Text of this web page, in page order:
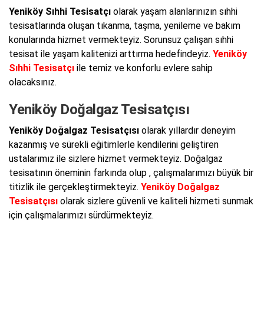
Yeniköy Sıhhi Tesisatçı olarak yaşam alanlarınızın sıhhi
tesisatlarında oluşan tıkanma, taşma, yenileme ve bakım
konularında hizmet vermekteyiz. Sorunsuz çalışan sıhhi
tesisat ile yaşam kalitenizi arttırma hedefindeyiz. Yeniköy
Sıhhi Tesisatçı ile temiz ve konforlu evlere sahip
olacaksınız.
Yeniköy Doğalgaz Tesisatçısı
Yeniköy Doğalgaz Tesisatçısı olarak yıllardır deneyim
kazanmış ve sürekli eğitimlerle kendilerini geliştiren
ustalarımız ile sizlere hizmet vermekteyiz. Doğalgaz
tesisatının öneminin farkında olup , çalışmalarımızı büyük bir
titizlik ile gerçekleştirmekteyiz. Yeniköy Doğalgaz
Tesisatçısı olarak sizlere güvenli ve kaliteli hizmeti sunmak
için çalışmalarımızı sürdürmekteyiz.